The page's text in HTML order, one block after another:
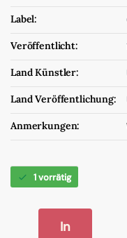
Label:
Veröffentlicht:
Land Künstler:
Land Veröffentlichung:
Anmerkungen:
1 vorrätig
In